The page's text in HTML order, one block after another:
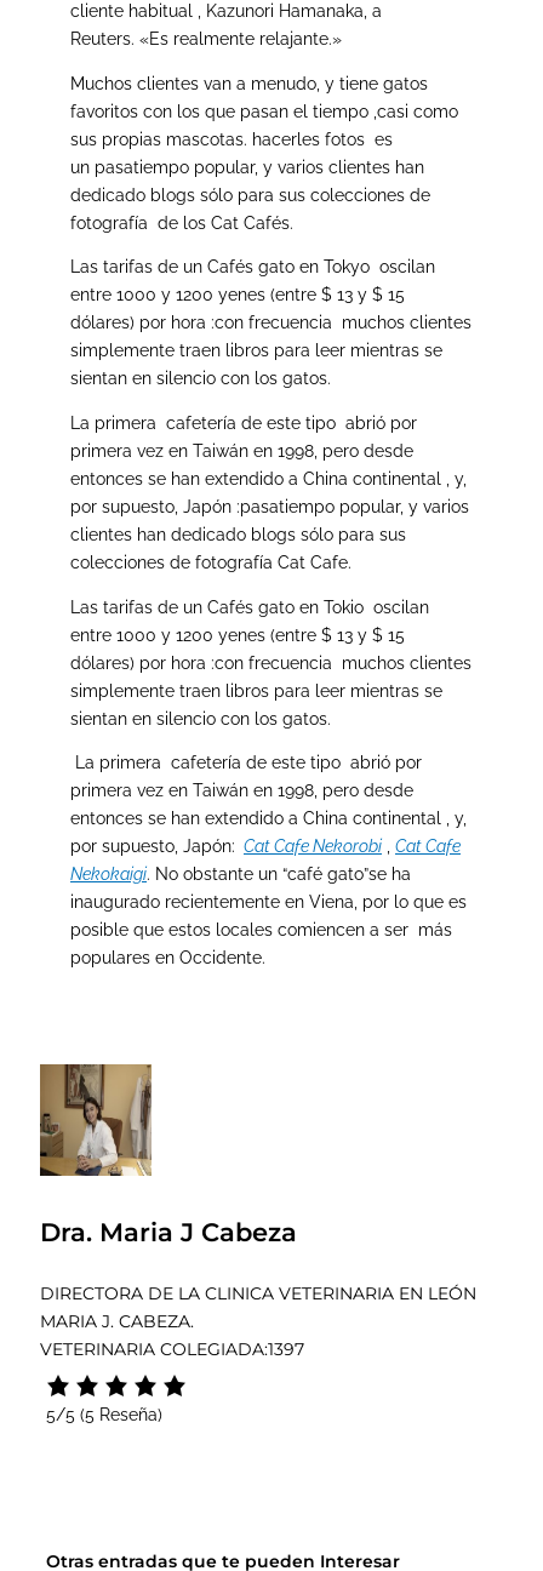
cliente habitual , Kazunori Hamanaka, a
Reuters. «Es realmente relajante.»
Muchos clientes van a menudo, y tiene gatos
favoritos con los que pasan el tiempo ,casi como
sus propias mascotas. hacerles fotos es
un pasatiempo popular, y varios clientes han
dedicado blogs sólo para sus colecciones de
fotografía de los Cat Cafés.
Las tarifas de un Cafés gato en Tokyo oscilan
entre 1000 y 1200 yenes (entre $ 13 y $ 15
dólares) por hora :con frecuencia muchos clientes
simplemente traen libros para leer mientras se
sientan en silencio con los gatos.
La primera cafetería de este tipo abrió por
primera vez en Taiwán en 1998, pero desde
entonces se han extendido a China continental , y,
por supuesto, Japón :pasatiempo popular, y varios
clientes han dedicado blogs sólo para sus
colecciones de fotografía Cat Cafe.
Las tarifas de un Cafés gato en Tokio oscilan
entre 1000 y 1200 yenes (entre $ 13 y $ 15
dólares) por hora :con frecuencia muchos clientes
simplemente traen libros para leer mientras se
sientan en silencio con los gatos.
La primera cafetería de este tipo abrió por
primera vez en Taiwán en 1998, pero desde
entonces se han extendido a China continental , y,
por supuesto, Japón: Cat Cafe Nekorobi , Cat Cafe
Nekokaigi. No obstante un “café gato”se ha
inaugurado recientemente en Viena, por lo que es
posible que estos locales comiencen a ser más
populares en Occidente.
Dra. Maria J Cabeza
DIRECTORA DE LA CLINICA VETERINARIA EN LEÓN
MARIA J. CABEZA.
VETERINARIA COLEGIADA:1397
5/5 (5 Reseña)
Otras entradas que te pueden Interesar